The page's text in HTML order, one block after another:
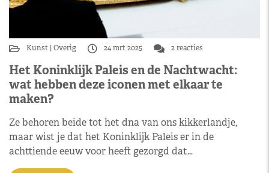
Kunst Overig 24 mrt 2025 2 reacties
Het Koninklijk Paleis en de Nachtwacht:
wat hebben deze iconen met elkaar te
maken?
Ze behoren beide tot het dna van ons kikkerlandje,
maar wist je dat het Koninklijk Paleis er in de
achttiende eeuw voor heeft gezorgd dat…